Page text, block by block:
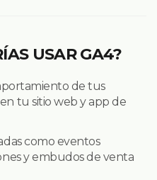
USAR GA4?
de tus
tu sitio web y app de
como eventos
y embudos de venta